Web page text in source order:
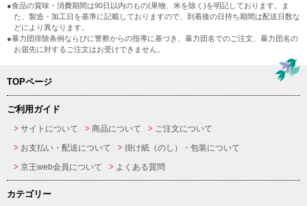
●食品の賞味・消費期間は90日以内のもの(果物、米を除く)を明記しております。ま
た、製造・加工日を基準に記載しておりますので、到着後の日持ち期間は配送日数な
どにより異なります。
●暴力団排除条例ならびに警察からの指導に基づき、暴力団名でのご注文、暴力団名の
お届先に対するご注文はお受けできません。
TOPページ
ご利用ガイド
サイトについて 商品について
ご注文について
お支払い・配送について
掛け紙（のし）・包装について
京王web会員について
よくある質問
カテゴリー